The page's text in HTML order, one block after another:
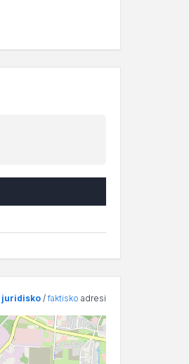
juridisko /faktisko adresi